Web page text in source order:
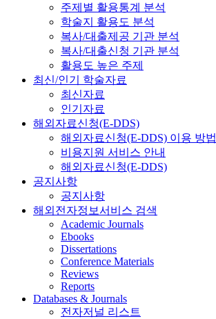
주제별 활용통계 분석
학술지 활용도 분석
복사/대출제공 기관 분석
복사/대출신청 기관 분석
활용도 높은 주제
최신/인기 학술자료
최신자료
인기자료
해외자료신청(E-DDS)
해외자료신청(E-DDS) 이용 방법
비용지원 서비스 안내
해외자료신청(E-DDS)
공지사항
공지사항
해외전자정보서비스 검색
Academic Journals
Ebooks
Dissertations
Conference Materials
Reviews
Reports
Databases & Journals
전자저널 리스트